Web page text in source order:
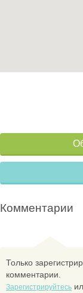
Комментарии
Только
комментарии.
Зарегистрируйтесь